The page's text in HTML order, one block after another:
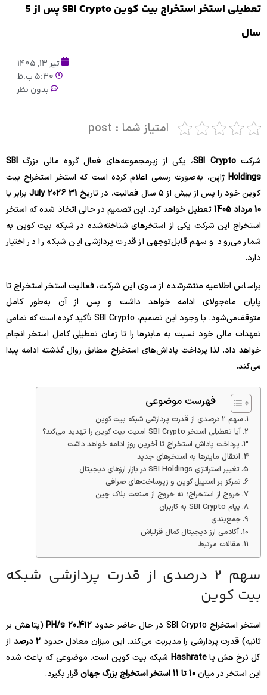
تعطیلی استخر استخراج بیت کوین SBI Crypto پس از 5
سال
تیر 13, 1405
5:30 ب.ظ
بدون نظر
امتیاز شما : post
شرکتSBI Crypto، یکی از زیرمجموعه‌های فعال گروه مالی بزرگ SBI
Holdings ژاپن، به‌صورت رسمی اعلام کرده است که استخر استخراج بیت
کوین خود را پس از بیش از 5 سال فعالیت، در تاریخ
31 July 2026
برابر با
10 مرداد 1405
تعطیل خواهد کرد. این تصمیم در حالی اتخاذ شده که استخر
استخراج این شرکت یکی از استخرهای شناخته‌شده در شبکه بیت کوین به
شمار می‌رود و سهم قابل‌توجهی از قدرت پردازشی این شبکه را در اختیار
دارد.
براساس اطلاعیه منتشرشده از سوی این شرکت، فعالیت استخر استخراج تا
پایان ماه‌جولای ادامه خواهد داشت و پس از آن به‌طور کامل
متوقف‌می‌شود. با وجود این تصمیم، SBI Crypto تأکید کرده است که تمامی
تعهدات مالی خود نسبت به ماینرها را تا زمان تعطیلی کامل استخر انجام
خواهد داد. لذا پرداخت پاداش‌های استخراج مطابق روال گذشته ادامه پیدا
می‌کند.
فهرست موضوعی
سهم 2 درصدی از قدرت پردازشی شبکه بیت کوین
آیا تعطیلی استخر SBI Crypto امنیت بیت کوین را تهدید می‌کند؟
پرداخت پاداش استخراج تا آخرین روز ادامه خواهد داشت
انتقال ماینرها به استخرهای جدید
تغییر استراتژی SBI Holdings در بازار ارزهای دیجیتال
تمرکز بر استیبل کوین و زیرساخت‌های صرافی
خروج از استخراج؛ نه خروج از صنعت بلاک چین
پیام SBI Crypto به کاربران
جمع‌بندی
آکادمی ارز دیجیتال کمال قزلباش
مقالات مرتبط
سهم 2 درصدی از قدرت پردازشی شبکه
بیت کوین
استخر استخراج SBI Crypto در حال حاضر حدود 20.412 PH/s
(پتاهش بر
ثانیه) قدرت پردازشی را مدیریت می‌کند. این میزان معادل حدود 2 درصد
از
کل نرخ هش یاHashrate شبکه بیت کوین است. موضوعی که باعث شده
این استخر در میان10 تا 11 استخر استخراج بزرگ جهان قرار بگیرد.